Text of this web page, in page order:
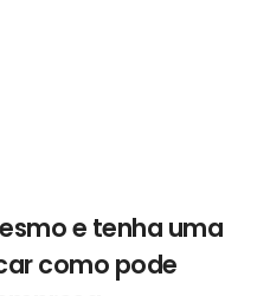
e tenha uma
como pode